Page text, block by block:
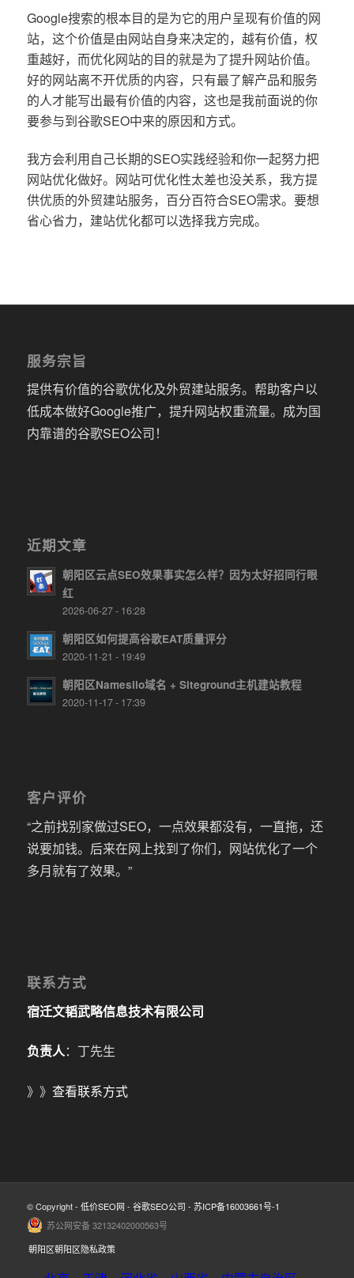
Google搜索的根本目的是为它的用户呈现有价值的网
站，这个价值是由网站自身来决定的，越有价值，权
重越好，而优化网站的目的就是为了提升网站价值。
好的网站离不开优质的内容，只有最了解产品和服务
的人才能写出最有价值的内容，这也是我前面说的你
要参与到谷歌SEO中来的原因和方式。
我方会利用自己长期的SEO实践经验和你一起努力把
网站优化做好。网站可优化性太差也没关系，我方提
供优质的外贸建站服务，百分百符合SEO需求。要想
省心省力，建站优化都可以选择我方完成。
服务宗旨
提供有价值的谷歌优化及外贸建站服务。帮助客户以
低成本做好Google推广，提升网站权重流量。成为国
内靠谱的谷歌SEO公司！
近期文章
朝阳区云点SEO效果事实怎么样？因为太好招同行眼
红
2026-06-27 - 16:28
朝阳区如何提高谷歌EAT质量评分
2020-11-21 - 19:49
朝阳区Namesilo域名 + Siteground主机建站教程
2020-11-17 - 17:39
客户评价
“之前找别家做过SEO，一点效果都没有，一直拖，还
说要加钱。后来在网上找到了你们，网站优化了一个
多月就有了效果。”
联系方式
宿迁文韬武略信息技术有限公司
负责人：丁先生
》》 查看联系方式
© Copyright - 低价SEO网 - 谷歌SEO公司 - 苏ICP备16003661号-1
苏公网安备 32132402000563号
朝阳区朝阳区隐私政策